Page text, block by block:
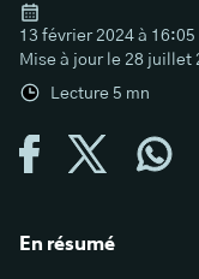
13 février 2024 à 16:05
Mise à jour le 28 juillet
Lecture 5 mn
En résumé